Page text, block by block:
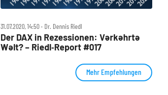
31.07.2020, 14:50 ‧ Dr. Dennis Riedl
Der DAX in Rezessionen: Vərkəhrtə
Wəlt? – Riedl‑Report #017
Mehr Empfehlungen